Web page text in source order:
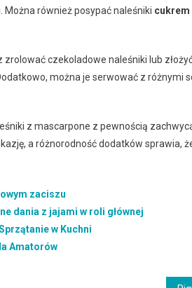
również posypać naleśniki cukrem
czekoladowe naleśniki lub
można je serwować z różnymi
z mascarpone z pewnością
a różnorodność dodatków sprawia,
zaciszu
dania z jajami w roli głównej
w Kuchni
Amatorów